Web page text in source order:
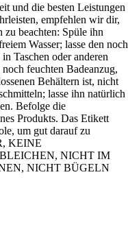
und die besten Leistungen
empfehlen wir dir,
zu beachten: Spüle ihn
Wasser; lasse den noch
Taschen oder anderen
noch feuchten Badeanzug,
Behältern ist, nicht
lasse ihn natürlich
Befolge die
Produkts. Das Etikett
um gut darauf zu
KEINE
NICHT IM
NICHT BÜGELN